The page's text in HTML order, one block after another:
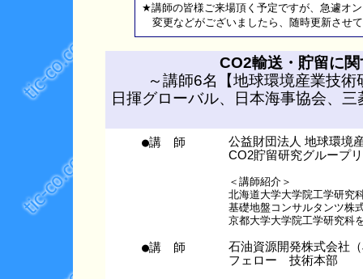
★講師の皆様ご来場頂く予定ですが、急遽オ
変更などがございましたら、随時更新させ
CO2輸送・貯留に
～講師6名【地球環境産業技
日揮グローバル、日本海事協会、
●講 師
公益財団法人 地球環境
CO2貯留研究グループ
＜講師紹介＞
北海道大学大学院工学研究
基礎地盤コンサルタンツ株
京都大学大学院工学研究科
●講 師
石油資源開発株式会社
フェロー 技術本部